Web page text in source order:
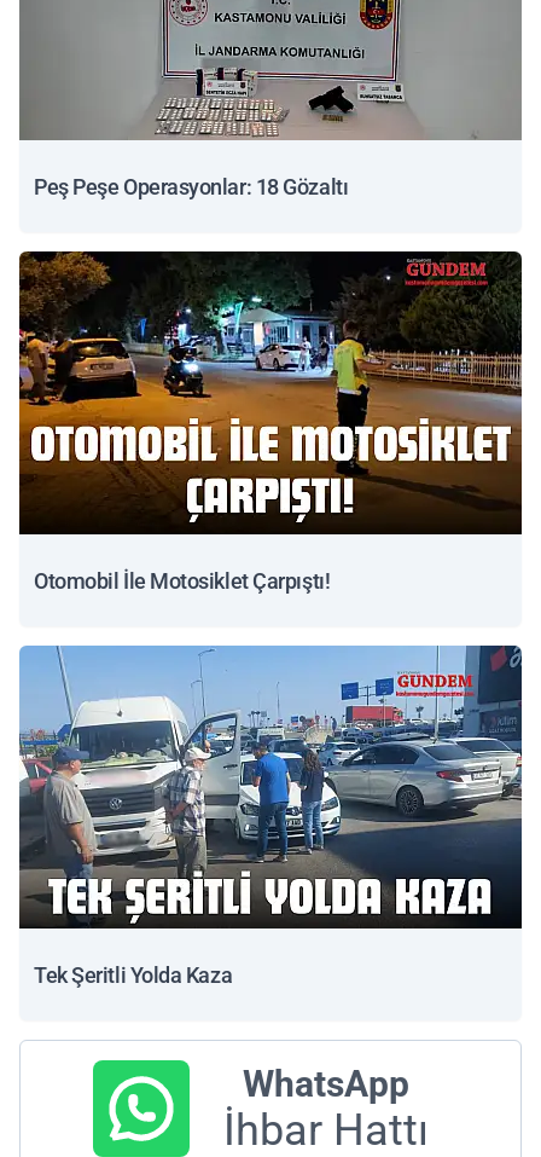
Peş Peşe Operasyonlar: 18 Gözaltı
Otomobil İle Motosiklet Çarpıştı!
Tek Şeritli Yolda Kaza
WhatsApp
İhbar Hattı